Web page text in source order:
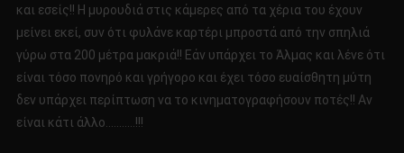
και εσείς!! Η μυρουδιά στις κάμερες από τα χέρια του έχουν
μείνει εκεί, συν ότι φυλάνε καρτέρι μπροστά από την σπηλιά
γύρω στα 200 μέτρα μακριά!! Εάν υπάρχει το Άλμας και λένε ότι
είναι τόσο πονηρό και γρήγορο και έχει τόσο ευαίσθητη μύτη
δεν υπάρχει περίπτωση να το κινηματογραφήσουν ποτές!! Αν
είναι κάτι άλλο………..!!!